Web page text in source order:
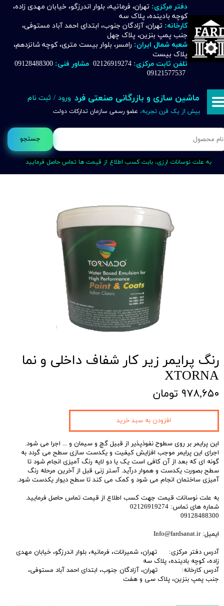
جستجو
دفتر مرکزی: تهران، فرمانیه، بلوار اندرزگو، خیابان مهدی زاده،
کوچه بادینده، پلاک سه
کارخانه: تهران، آزادگان جنوب، ابتدای احمد آباد مستوفی،
جنب پمپ بنزین، پلاک چهل
شعبه شمال ایران: رامسر، بلوار بیست متری، کوچه شانزدهم،
پلاک بیست
تلفن ثابت مرکزی: 02126919274 مشاور فنی:
09121577537
ماشین سازی و بازرگانی صنعتی فرد
بیش از یک قرن تجربه، عضو رسمی سازمان تدارکات دولت
ورود / ثبت نام
حساب کاربری من
تغییر گذر واژه
خروج از حساب کاربری
به علت نوسانات ارزی، بابت کسب اطلاع از قیمت ها تماس حاصل فرمایید
رنگ پرایمر زیر کار شفاف داخلی و نما
XTORNA
۹۷۸,۶۵۰ تومان
این پرایمر بر روی سطوح نفوذپذیر از قبیل گچ و سیمان و ... اجرا می شود.
اجرای این پرایمر موجب افزایش کیفیت و یکدست سازی سطح می گردد به
گونه ای که بعد از آن کافی است یک یا دو لایه رنگ آمیزی انجام شود تا
سطح بصورت یکدست و هموار درآید. آستر زنی قبل از آخرین مرحله رنگ
آمیزی ساختمان انجام می شود و کمک می کند تا سطح دیوار یکدست شود.
به علت نوسانات قیمت جهت کسب اطلاع از قیمت تماس حاصل فرمایید.
شماره های تماس: 02126919274
09128488300
ایمیل: Info@fardsanat.ir
آدرس دفتر مرکزی: تهران، شمیرانات، فرمانیه، بلوار اندرزگو، خیابان مهدی
زاده، کوچه بادینده، پلاک سه
آدرس کارخانه: تهران، آزادگان جنوب، ابتدای احمد آباد مستوفی،
جنب پمپ بنزین، پلاک سی و هفت
افزودن به سبد خرید